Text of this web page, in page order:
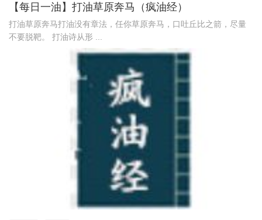
【每日一油】打油草原奔马（疯油经）
打油草原奔马打油没有章法，任你草原奔马，口吐丘比之箭，尽量
不要脱靶。 打油诗从形 ...